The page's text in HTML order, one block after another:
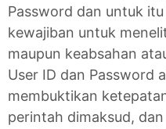
Password dan untuk
kewajiban untuk
maupun keabsahan
User ID dan Password
membuktikan
perintah dimaksud,